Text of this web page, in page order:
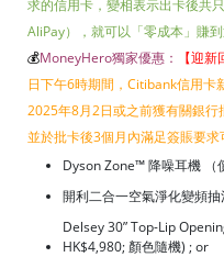
求的信用卡，變相表示出卡後共
AliPay），就可以「零成本」賺到
💰MoneyHero獨家優惠： 【迎
日下午6時期間，Citibank信用卡
2025年8月2日或之前獲有關銀
並於批卡後3個月內滿足簽賬要求
Dyson Zone™ 降噪耳機 （
開利二合一空氣淨化變頻
Delsey 30” Top-Lip
HK$4,980; 顏色隨機) ; or